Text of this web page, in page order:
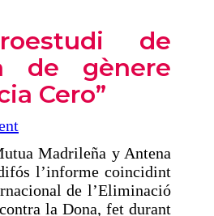
de
de gènere
Cero”
Madrileña y Antena
l’informe coincidint
de l’Eliminació
la Dona, fet durant